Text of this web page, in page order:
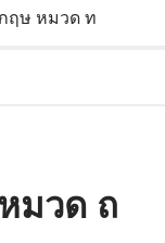
ฤษ หมวด ท
มวด ถ